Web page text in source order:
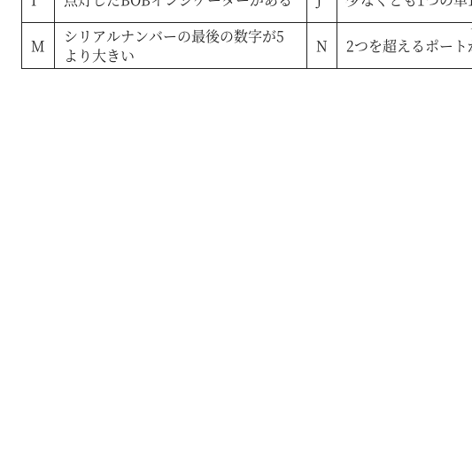
M
シリアルナンバーの最後の数字が5
より大きい
N 2つを超えるポート